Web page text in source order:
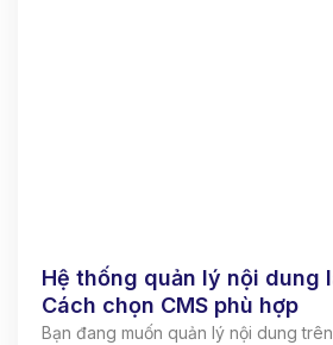
Hệ thống quản lý nội dung
Cách chọn CMS phù hợp
Bạn đang muốn quản lý nội dung